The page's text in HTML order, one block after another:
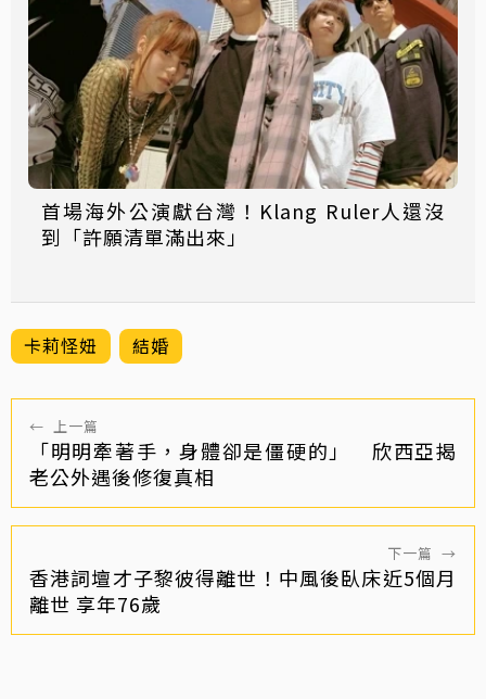
首場海外公演獻台灣！Klang Ruler人還沒
到「許願清單滿出來」
卡莉怪妞 結婚
← 上一篇
「明明牽著手，身體卻是僵硬的」 欣西亞揭
老公外遇後修復真相
下一篇 →
香港詞壇才子黎彼得離世！中風後臥床近5個月
離世 享年76歲